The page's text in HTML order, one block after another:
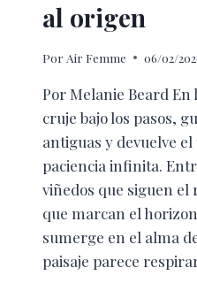
al origen
Por Air Femme 06/02/
Por Melanie Beard En
cruje bajo los pasos,
antiguas y devuelve
paciencia infinita.
viñedos que siguen el
que marcan el
sumerge en el alma
paisaje parece